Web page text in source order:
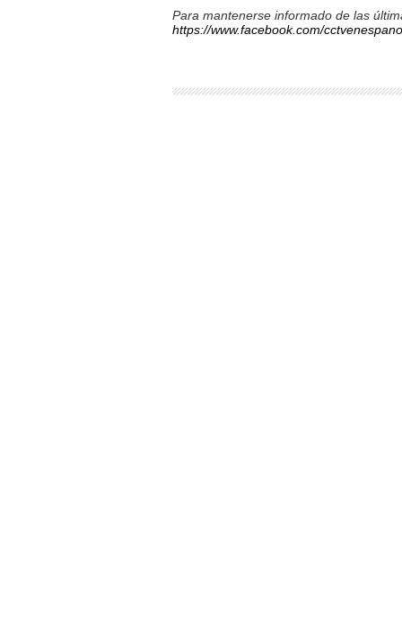
Para mantenerse informado de las
https://www.facebook.com/